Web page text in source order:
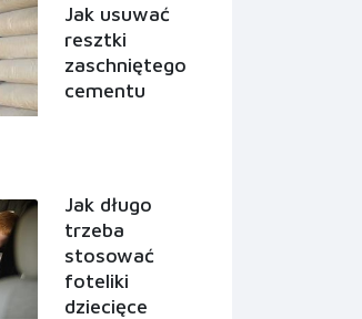
Jak usuwać
resztki
zaschniętego
cementu
Jak długo
trzeba
stosować
foteliki
dziecięce